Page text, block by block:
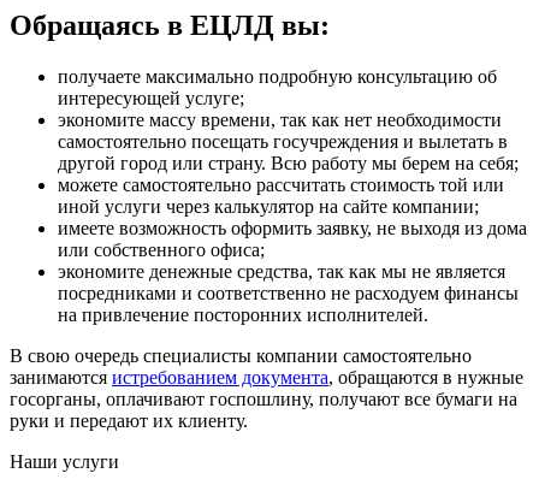
Обращаясь в ЕЦЛД вы:
получаете максимально подробную консультацию об
интересующей услуге;
экономите массу времени, так как нет необходимости
самостоятельно посещать госучреждения и вылетать в
другой город или страну. Всю работу мы берем на себя;
можете самостоятельно рассчитать стоимость той или
иной услуги через калькулятор на сайте компании;
имеете возможность оформить заявку, не выходя из дома
или собственного офиса;
экономите денежные средства, так как мы не является
посредниками и соответственно не расходуем финансы
на привлечение посторонних исполнителей.
В свою очередь специалисты компании самостоятельно
занимаются истребованием документа, обращаются в нужные
госорганы, оплачивают госпошлину, получают все бумаги на
руки и передают их клиенту.
Наши услуги